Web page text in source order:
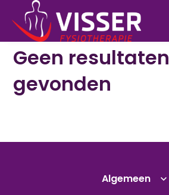
Geen resultaten
gevonden
Algemeen